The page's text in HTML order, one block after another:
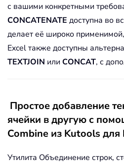
с вашими конкретными
CONCATENATE доступна во
делает её широко
Excel также доступны
TEXTJOIN или CONCAT, с
Простое добавление
ячейки в другую с
Combine из Kutools для
Утилита Объединение строк,